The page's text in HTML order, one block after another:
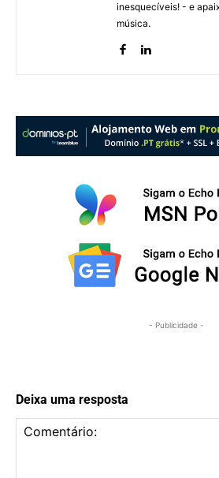
inesquecíveis! - e
música.
- Publicidade -
Deixa uma resposta